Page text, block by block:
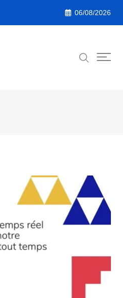
06/08/2026